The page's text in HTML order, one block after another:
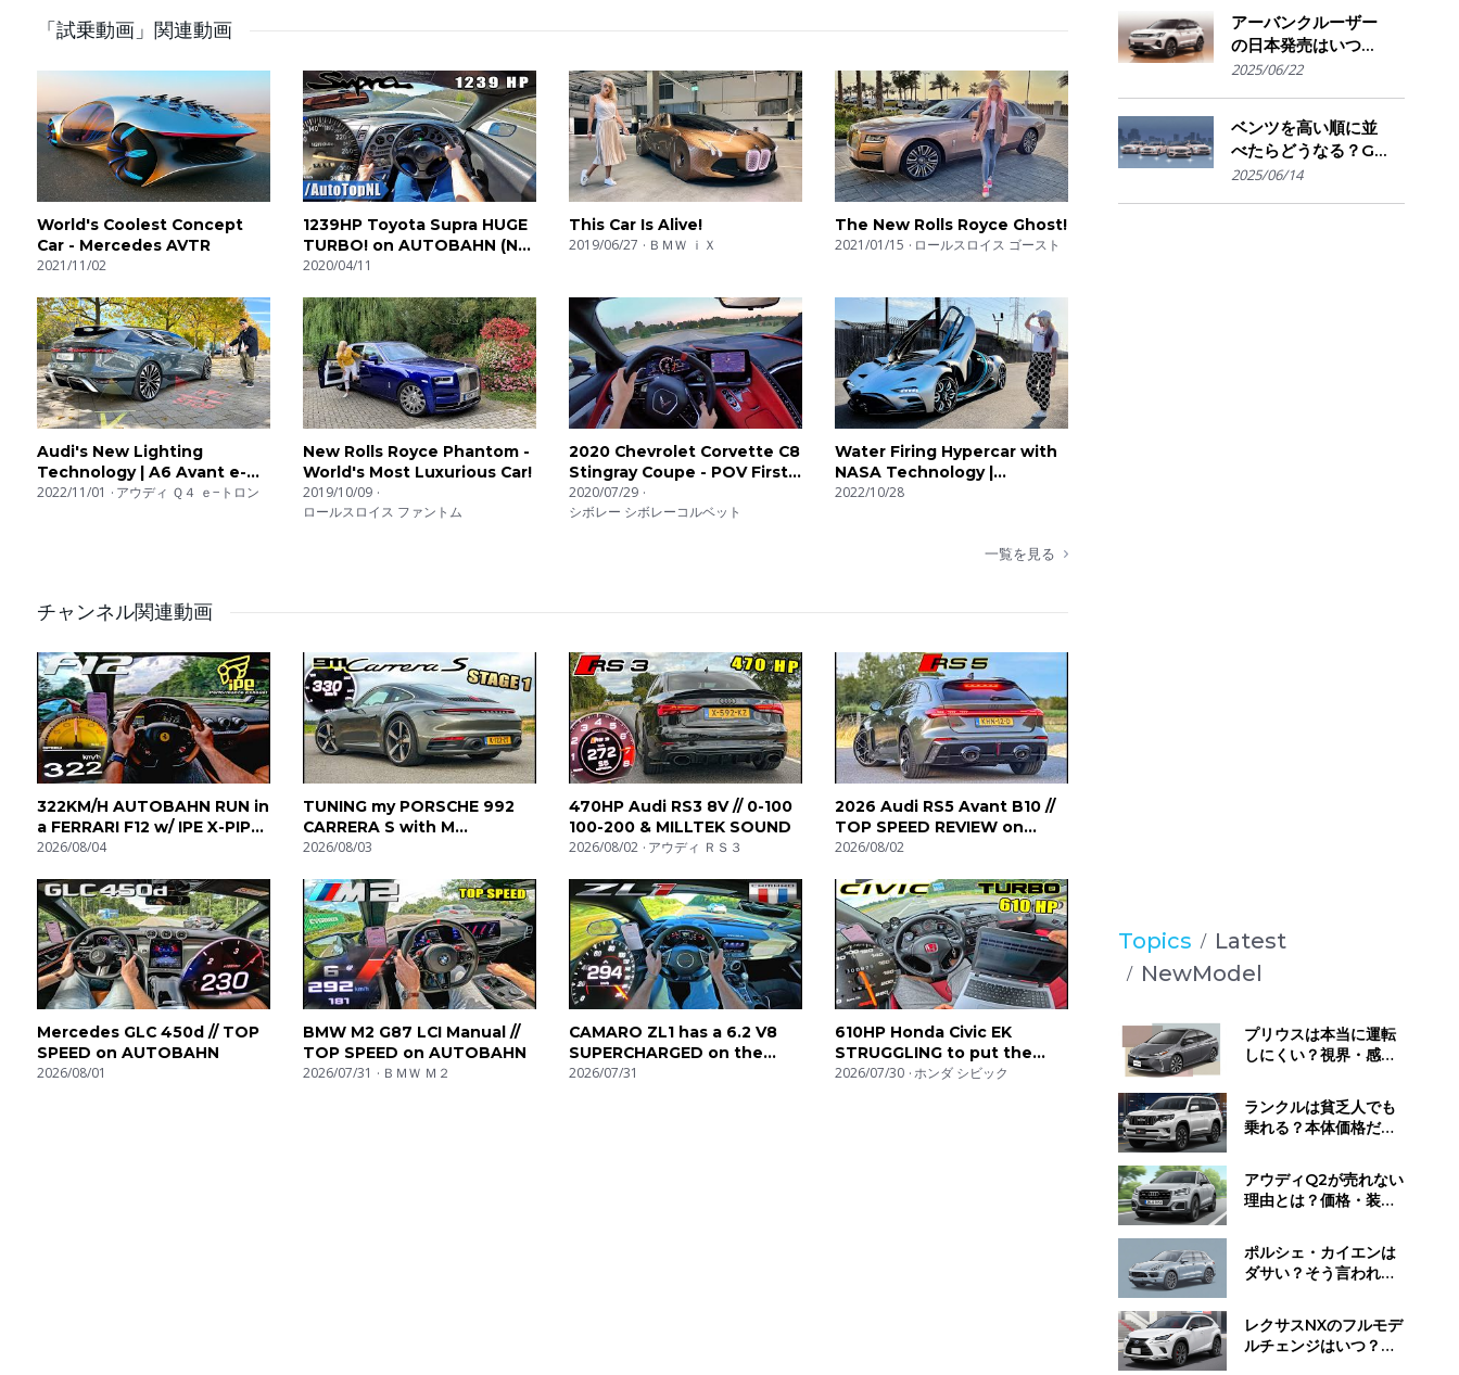
superfast). Screaming exhausts, whining superchargers and blowing turbo's is what we want to hear! We review all sorts of
onboard cams and the revving sound of each car. Exotic cars, hothatches, power sedans. We have it all!
DE: Wir nehmen alle möglichen leistungsstarken Autos unter ein Lupe. In den verschiedenen Playlists könnt ihr ausreizende Sounds
genießen, Beschleunigungstests (0-100, 0-200) mit Startkontrolle, onboard-Kameras und den hochtourigen Sound der Autos.
Exotische Autos, sportliche Kompaktwagen und kraftvolle Limousinen. Wir haben sie alle!
FR: A travers les différentes playlists, vous pourrez apprécier des bruits d’échappements, des tests d’accélérations (0- 100, 0-
passant par des bolides hors-norme...nous avons tout ce qu’il vous faut !
PL: Testujemy i oceniamy samochody - w naszych playlistach posłuchasz dźwięku silników, obejrzysz testy
przyspieszenia (0-100, 0-200) z launch control, kamerami wewnątrz kabiny i wibrującym dźwiękiem każdego
samochodu. Egzotyczne auta, hothatch, sportowe sedany - znajdziesz je wszystkie tutaj!
IT: Auto-Top è una società che si occupa di riprese e test drive. Non siamo interessati a macchine che consumano o inquinano poco
(a meno che non siamo veramente veloci). Noi vogliamo sentire scarichi che urlano e turbo che soffiano!! Facciamo recensioni su
ES: Auto-Top es una empresa de pruebas y grabación de coches sincera. No estamos interesados en la ecología. Tubos de escape
rugiendo y motores echando humo, es todo lo que nos interesa oir! Hacemos reviews de todo tipo de coches. En las listas de
reproducción podéis encontrar desde sonidos del ultramundo hasta tests de aceleración (0-100, 0-200), cámaras a bordo de los
coches, hasta el sonido de aceleración de cada coche. Coches exóticos, coches compactos, deportivos. Lo tenemos todo
「試乗動画」関連動画
World's Coolest Concept
Car - Mercedes AVTR
2021/11/02
1239HP Toyota Supra HUGE
TURBO! on AUTOBAHN (NO
SPEED LIMIT) by AutoTopNL
2020/04/11
This Car Is Alive!
2019/06/27 ＢＭＷ ｉＸ
The New Rolls Royce Ghost!
2021/01/15 ロールスロイス ゴースト
Audi's New Lighting
Technology | A6 Avant e-
Tron
2022/11/01 アウディ Ｑ４ ｅ−トロン
New Rolls Royce Phantom -
World's Most Luxurious Car!
2019/10/09
ロールスロイス ファントム
2020 Chevrolet Corvette C8
Stingray Coupe - POV First
Impressions
2020/07/29
シボレー シボレーコルベット
Water Firing Hypercar with
NASA Technology |
Hyperion
2022/10/28
一覧を見る
チャンネル関連動画
322KM/H AUTOBAHN RUN in
a FERRARI F12 w/ IPE X-PIPE
by AutoTopNL
2026/08/04
TUNING my PORSCHE 992
CARRERA S with M
Engineering! Stage 1 0-100
2026/08/03
470HP Audi RS3 8V // 0-100
100-200 & MILLTEK SOUND
2026/08/02 アウディ ＲＳ３
2026 Audi RS5 Avant B10 //
TOP SPEED REVIEW on
AUTOBAHN
2026/08/02
Mercedes GLC 450d // TOP
SPEED on AUTOBAHN
2026/08/01
BMW M2 G87 LCI Manual //
TOP SPEED on AUTOBAHN
2026/07/31 ＢＭＷ Ｍ２
CAMARO ZL1 has a 6.2 V8
SUPERCHARGED on the
UNLIMITED AUTOBAHN!
2026/07/31
610HP Honda Civic EK
STRUGGLING to put the
POWER DOWN on
2026/07/30 ホンダ シビック
アーバンクルーザー
の日本発売はいつ？
国内導入の可能性と
2025/06/22
ベンツを高い順に並
べたらどうなる？G
クラスからSマイバ
2025/06/14
Topics
Latest
NewModel
プリウスは本当に運転
しにくい？視界・感
が与える影響とは
ランクルは貧乏人でも
乗れる？本体価格だけ
するために必要な覚悟
アウディQ2が売れない
理由とは？価格・装
てわかった"不人気の正
体"
ポルシェ・カイエンは
ダサい？そう言われる
る"デザイン評価のリア
ル
レクサスNXのフルモデ
ルチェンジはいつ？発